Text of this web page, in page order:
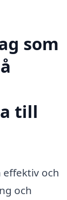
som
till
effektiv och
och